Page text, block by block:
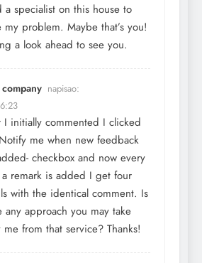
a specialist on this house to
my problem. Maybe that’s you!
a look ahead to see you.
napisao:
I initially commented I clicked
me when new feedback
checkbox and now every
remark is added I get four
with the identical comment. Is
any approach you may take
me from that service? Thanks!